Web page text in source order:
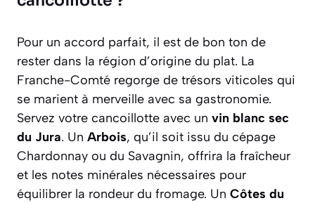
Pour un accord parfait, il est de bon ton de
rester dans la région d’origine du plat. La
Franche-Comté regorge de trésors viticoles qui
se marient à merveille avec sa gastronomie.
Servez votre cancoillotte avec un vin blanc sec
du Jura. Un Arbois, qu’il soit issu du cépage
Chardonnay ou du Savagnin, offrira la fraîcheur
et les notes minérales nécessaires pour
équilibrer la rondeur du fromage. Un Côtes du